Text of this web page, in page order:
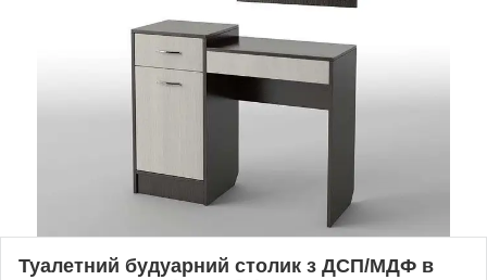
Туалетний будуарний столик з ДСП/МДФ в